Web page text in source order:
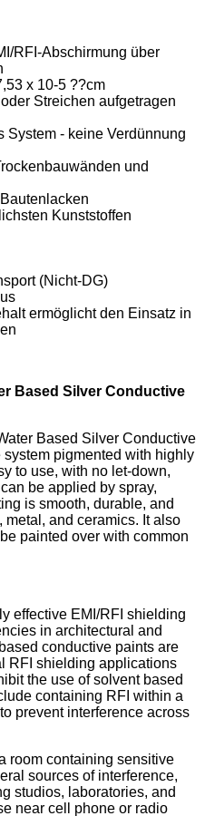
RFI-Abschirmung über
x 10-5 ??cm
Streichen aufgetragen
System - keine Verdünnung
und
Kunststoffen
(Nicht-DG)
ermöglicht den Einsatz in
Based Silver Conductive
Based Silver Conductive
pigmented with highly
to use, with no let-down,
be applied by spray,
is smooth, durable, and
and ceramics. It also
painted over with common
effective EMI/RFI shielding
in architectural and
conductive paints are
RFI shielding applications
the use of solvent based
containing RFI within a
prevent interference across
room containing sensitive
sources of interference,
studios, laboratories, and
near cell phone or radio